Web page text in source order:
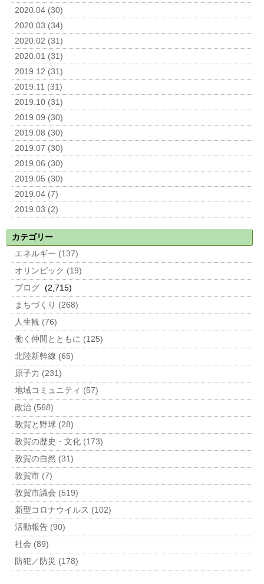
2020.04 (30)
2020.03 (34)
2020.02 (31)
2020.01 (31)
2019.12 (31)
2019.11 (31)
2019.10 (31)
2019.09 (30)
2019.08 (30)
2019.07 (30)
2019.06 (30)
2019.05 (30)
2019.04 (7)
2019.03 (2)
カテゴリー
エネルギー (137)
オリンピック (19)
ブログ (2,715)
まちづくり (268)
人生観 (76)
働く仲間とともに (125)
北陸新幹線 (65)
原子力 (231)
地域コミュニティ (57)
政治 (568)
敦賀と野球 (28)
敦賀の歴史・文化 (173)
敦賀の自然 (31)
敦賀市 (7)
敦賀市議会 (519)
新型コロナウイルス (102)
活動報告 (90)
社会 (89)
防犯／防災 (178)